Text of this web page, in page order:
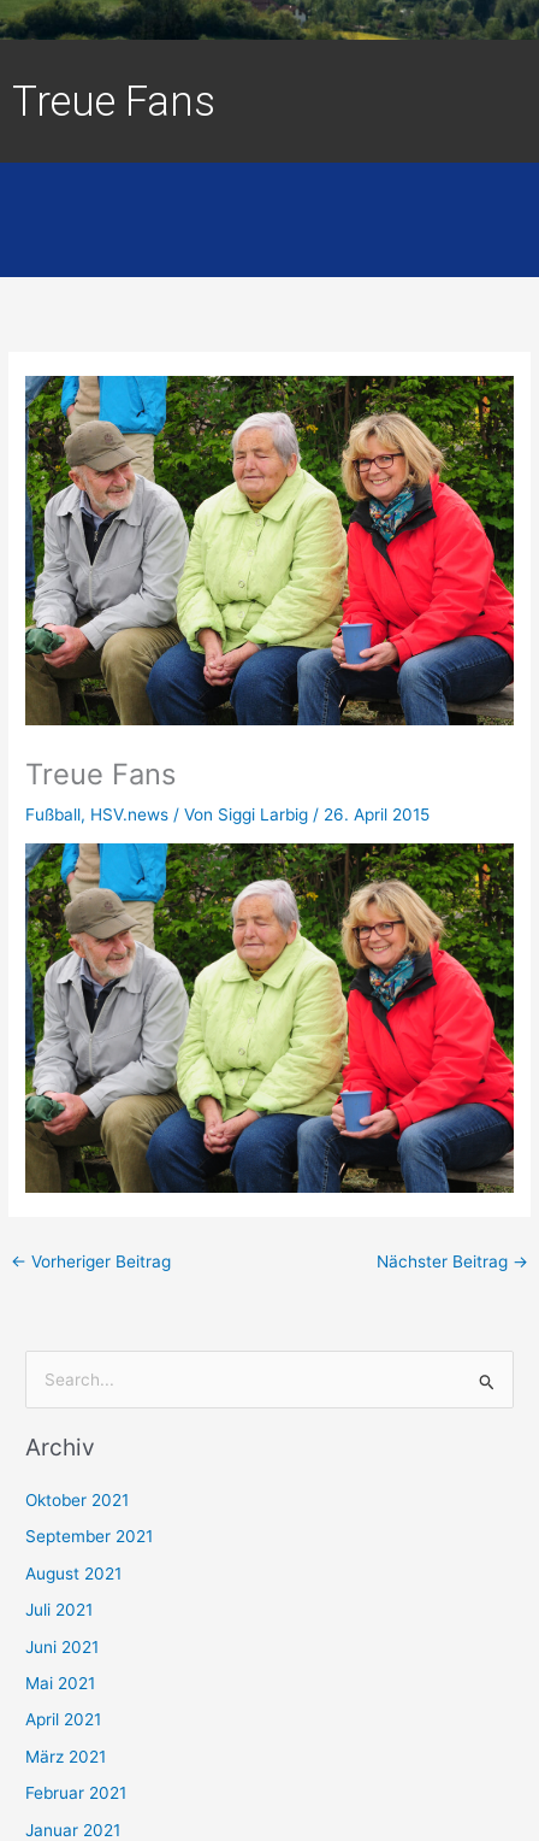
Treue Fans
Treue Fans
Fußball, HSV.news / Von Siggi Larbig/ 26. April 2015
← Vorheriger Beitrag Nächster Beitrag →
c
n
n
a
c
h
:
Archiv
Oktober 2021
September 2021
August 2021
Juli 2021
Juni 2021
Mai 2021
April 2021
März 2021
Februar 2021
Januar 2021